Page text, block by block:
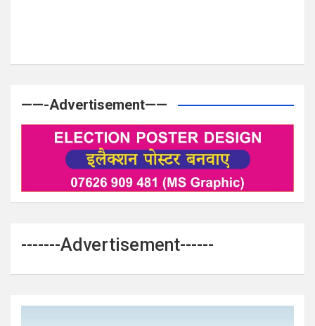
——-Advertisement——
-------Advertisement------